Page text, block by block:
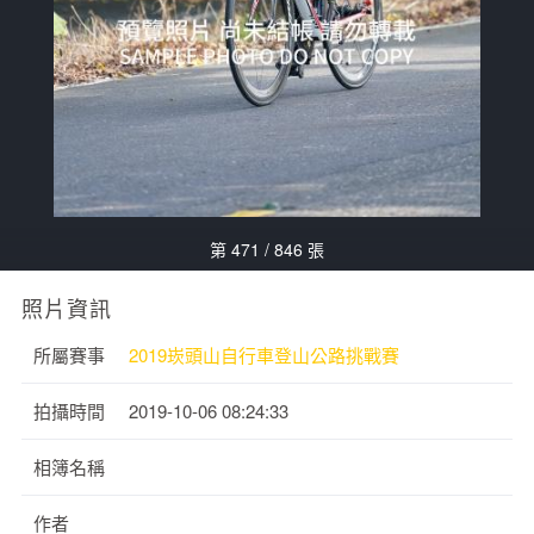
第 471 / 846 張
照片資訊
所屬賽事 2019崁頭山自行車登山公路挑戰賽
拍攝時間 2019-10-06 08:24:33
相簿名稱
作者